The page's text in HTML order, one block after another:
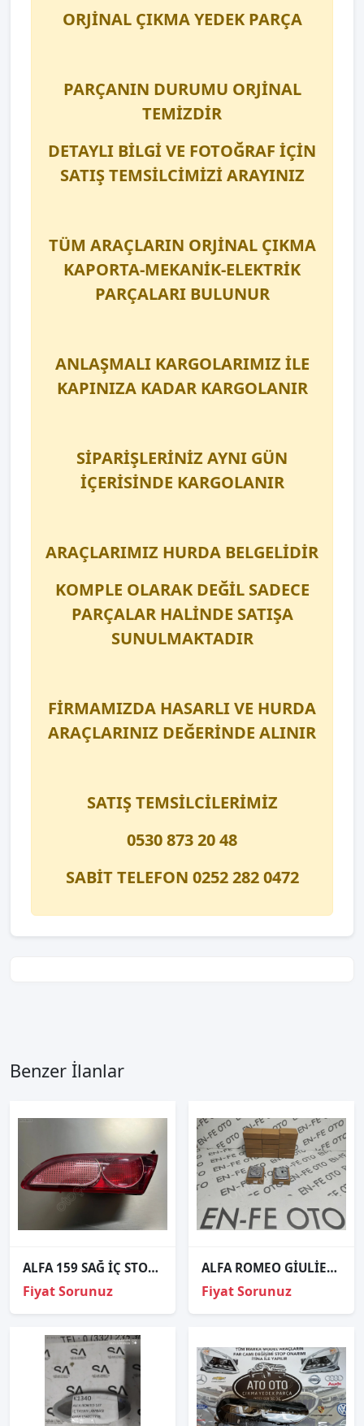
ORJİNAL ÇIKMA YEDEK PARÇA
PARÇANIN DURUMU ORJİNAL
TEMİZDİR
DETAYLI BİLGİ VE FOTOĞRAF İÇİN
SATIŞ TEMSİLCİMİZİ ARAYINIZ
TÜM ARAÇLARIN ORJİNAL ÇIKMA
KAPORTA-MEKANİK-ELEKTRİK
PARÇALARI BULUNUR
ANLAŞMALI KARGOLARIMIZ İLE
KAPINIZA KADAR KARGOLANIR
SİPARİŞLERİNİZ AYNI GÜN
İÇERİSİNDE KARGOLANIR
ARAÇLARIMIZ HURDA BELGELİDİR
KOMPLE OLARAK DEĞİL SADECE
PARÇALAR HALİNDE SATIŞA
SUNULMAKTADIR
FİRMAMIZDA HASARLI VE HURDA
ARAÇLARINIZ DEĞERİNDE ALINIR
SATIŞ TEMSİLCİLERİMİZ
0530 873 20 48
SABİT TELEFON 0252 282 0472
Benzer İlanlar
ALFA 159 SAĞ İÇ STOP SIFIR ÜRÜN ORJİNAL 50504819
Fiyat Sorunuz
ALFA ROMEO GİULİETTA LED XENON FAR BEYNİ 130732928400
Fiyat Sorunuz